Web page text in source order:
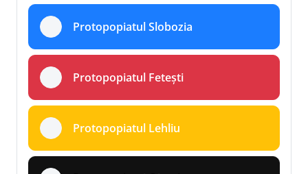
Protopopiatul Slobozia
Protopopiatul Fetești
Protopopiatul Lehliu